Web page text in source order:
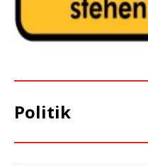
Politik